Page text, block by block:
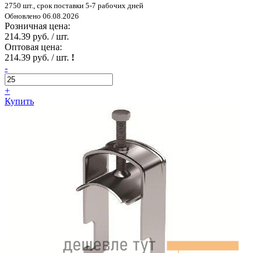
2750 шт., срок поставки 5-7 рабочих дней
Обновлено 06.08.2026
Розничная цена:
214.39 руб. / шт.
Оптовая цена:
214.39 руб. / шт. !
-
+
Купить